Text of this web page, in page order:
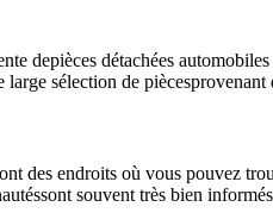
depièces détachées
sélection de
des endroits où vous pouvez
souvent très bien